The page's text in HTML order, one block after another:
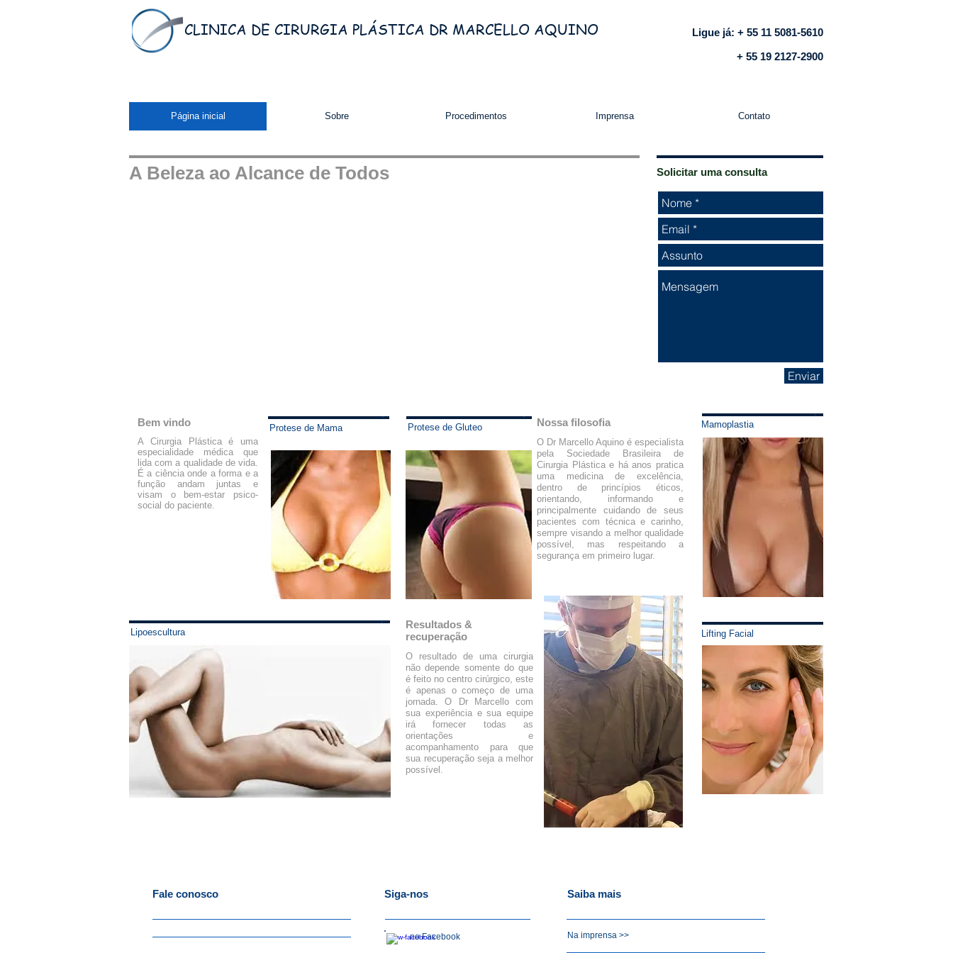
Ligue já: + 55 11 5081-5610
+ 55 19 2127-2900
CLINICA DE CIRURGIA PLÁSTICA DR MARCELLO AQUINO
Página inicial Sobre Procedimentos Imprensa Contato
A Beleza ao Alcance de Todos Solicitar uma consulta
Enviar
Bem vindo
A Cirurgia Plástica é uma
especialidade médica que
lida com a qualidade de vida.
É a ciência onde a forma e a
função andam juntas e
visam o bem-estar psico-
social do paciente.
Protese de Mama
Lipoescultura
Protese de Gluteo
Resultados &
recuperação
O resultado de uma cirurgia
não depende somente do que
é feito no centro cirúrgico, este
é apenas o começo de uma
jornada. O Dr Marcello com
sua experiência e sua equipe
irá fornecer todas as
orientações e
acompanhamento para que
sua recuperação seja a melhor
possível.
Nossa filosofia
O Dr Marcello Aquino é especialista
pela Sociedade Brasileira de
Cirurgia Plástica e há anos pratica
uma medicina de excelência,
dentro de princípios éticos,
orientando, informando e
principalmente cuidando de seus
pacientes com técnica e carinho,
sempre visando a melhor qualidade
possível, mas respeitando a
segurança em primeiro lugar.
Mamoplastia
Lifting Facial
Fale conosco Siga-nos
no Facebook
Saiba mais
Na imprensa >>